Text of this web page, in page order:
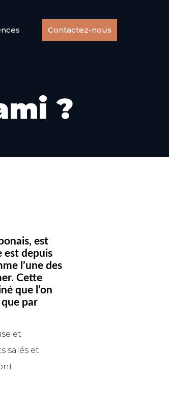
Contactez-nous
?
est
est depuis
l’une des
Cette
que l’on
par
et
salés et